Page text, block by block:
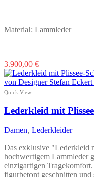
Material: Lammleder
3.900,00 €Dieses
Produkt
weist
auf.
Optionen
können
auf
der
Produktseite
gewählt
Quick View
Lederkleid mit
Damen, Lederkleider
Das exklusive "Lederkleid
hochwertigem Lammleder
einzigartigen
figurbetont geschnitten